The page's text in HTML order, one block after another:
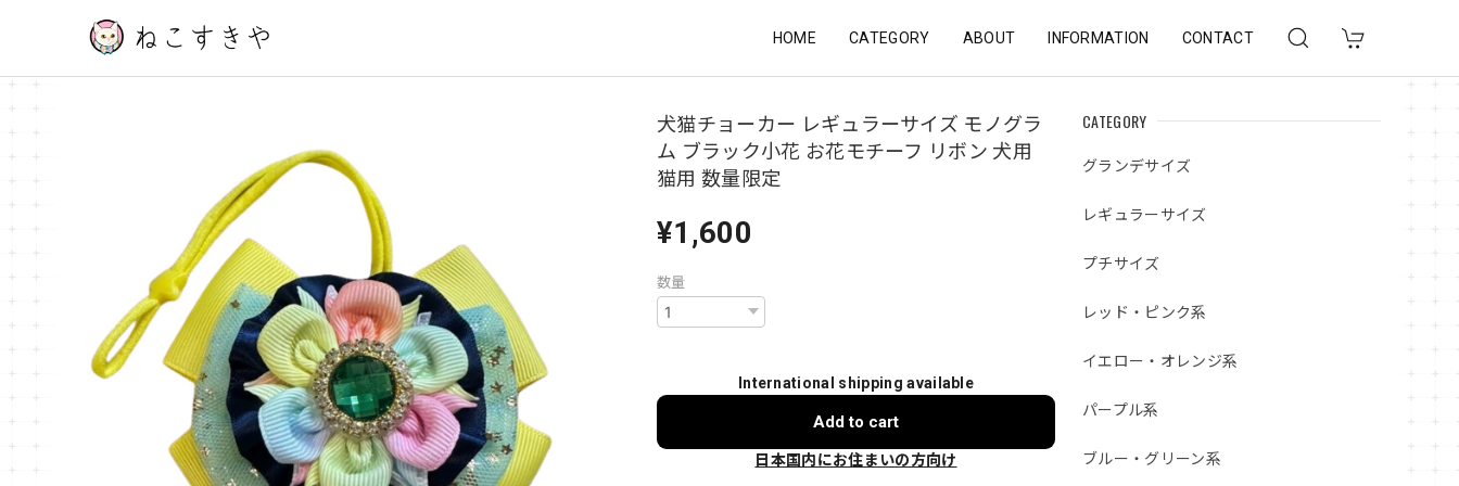
HOME CATEGORY ABOUT INFORMATION CONTACT
CATEGORY
グランデサイズ
レギュラーサイズ
プチサイズ
レッド・ピンク系
イエロー・オレンジ系
パープル系
ブルー・グリーン系
犬猫チョーカー レギュラーサイズ モノグラ
ム ブラック小花 お花モチーフ リボン 犬用
猫用 数量限定
¥1,600
数量
International shipping available
Add to cart
日本国内にお住まいの方向け